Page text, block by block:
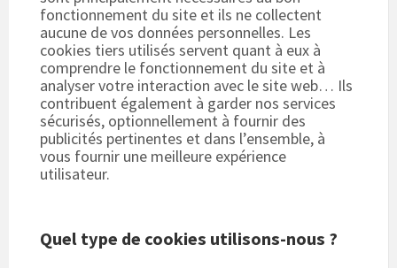
fonctionnement du site et ils ne collectent
aucune de vos données personnelles. Les
cookies tiers utilisés servent quant à eux à
comprendre le fonctionnement du site et à
analyser votre interaction avec le site web… Ils
contribuent également à garder nos services
sécurisés, optionnellement à fournir des
publicités pertinentes et dans l’ensemble, à
vous fournir une meilleure expérience
utilisateur.
Quel type de cookies utilisons-nous ?